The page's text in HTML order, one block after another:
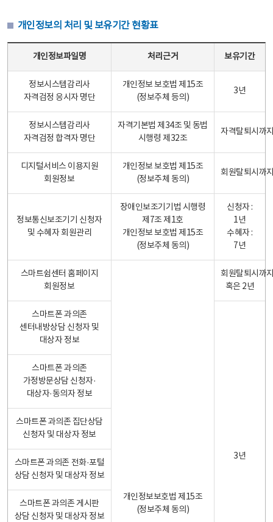
개인정보의 처리 및 보유기간 현황표
개인정보파일명 처리근거 보유기간
정보시스템감리사
자격검정 응시자 명단
개인정보 보호법 제15조
(정보주체 등의)
3년
정보시스템감리사
자격검정 합격자 명단
자격기본법 제34조 및 동법
시행령 제32조
자격탈퇴시까
디지털서비스 이용지원
회원정보
개인정보 보호법 제15조
(정보주체 동의)
회원탈퇴시까
정보통신보조기기 신청자
및 수혜자 회원관리
장애인보조기기법 시행령
제7조 제1호
개인정보 보호법 제15조
(정보주체 동의)
신청자 :
1년
수혜자 :
7년
스마트쉼센터 홈페이지
회원정보
개인정보보호법 제15조
(정보주체 동의)
회원탈퇴시까
혹은 2년
스마트폰 과의존
센터내방상담 신청자 및
대상자 정보
3년
스마트폰 과의존
가정방문상담 신청자·
대상자·동의자 정보
스마트폰 과의존 집단상담
신청자 및 대상자 정보
스마트폰 과의존 전화·포털
상담 신청자 및 대상자 정보
스마트폰 과의존 게시판
상담 신청자 및 대상자 정보